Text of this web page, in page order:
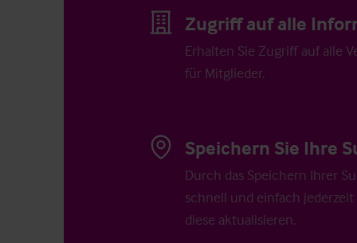
Zugriff auf alle
Erhalten Sie Zugriff auf alle
für Mitglieder.
Speichern Sie Ihre
Durch das Speichern Ihrer
schnell und einfach
diese aktualisieren.